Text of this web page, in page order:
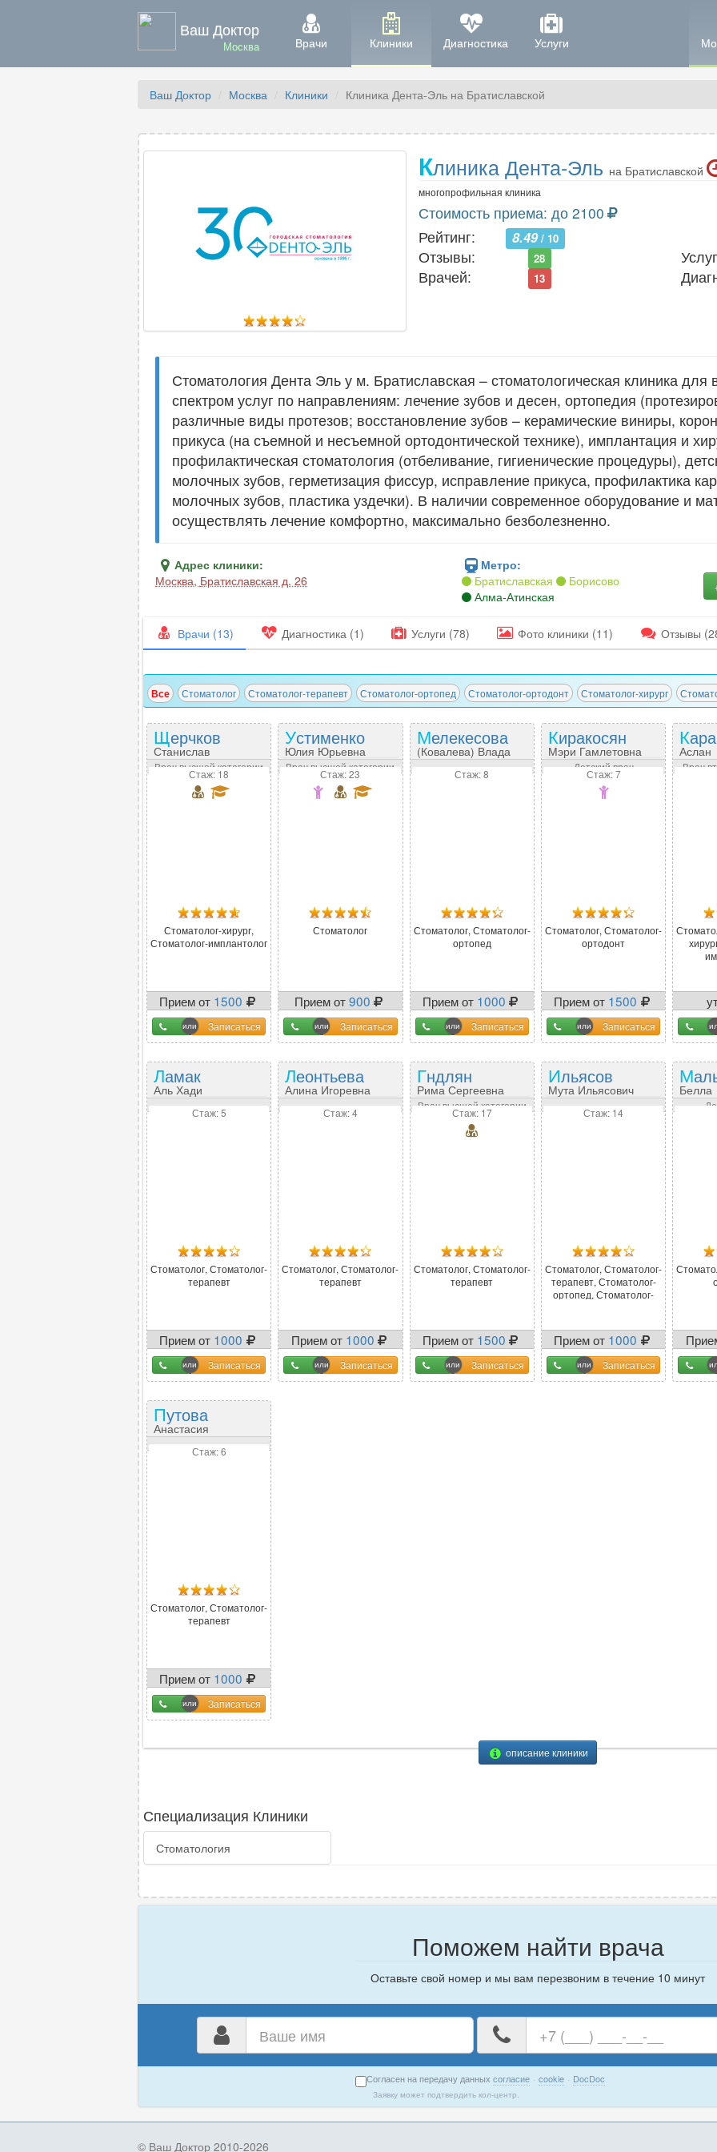
Ваш Доктор
Москва Врачи Клиники Диагностика Услуги
Ваш Доктор Москва Клиники Клиника Дента-Эль на Братиславской
Клиника Дента-Эль на Братиславской
многопрофильная клиника
Стоимость приема: до 2100
Рейтинг:
8.49/ 10
Отзывы: 28
Врачей: 13
Стоматология Дента Эль у м. Братиславская – стоматологическая клиника
спектром услуг по направлениям: лечение зубов и десен, ортопедия
различные виды протезов; восстановление зубов – керамические виниры,
прикуса (на съемной и несъемной ортодонтической технике), имплантация и
профилактическая стоматология (отбеливание, гигиенические процедуры),
молочных зубов, герметизация фиссур, исправление прикуса, профилактика
молочных зубов, пластика уздечки). В наличии современное оборудование и
осуществлять лечение комфортно, максимально безболезненно.
Адрес клиники:
Москва, Братиславская д. 26
Метро:
Братиславская
Борисово
Алма-Атинская
Врачи (13) Диагностика (1) Услуги (78) Фото клиники (11) Отзывы
Все Стоматолог Стоматолог-терапевт Стоматолог-ортопед Стоматолог-ортодонт Стоматолог-хирург
Щерчков
Станислав
Владимирович
Врач высшей категории
Стаж: 18
Стоматолог-хирург,
Стоматолог-имплантолог
Прием от 1500
Записаться
Устименко
Юлия Юрьевна
Врач высшей категории
Стаж: 23
Стоматолог
Прием от900
Записаться
Мелекесова
(Ковалева) Влада
Васильевна
Стаж: 8
Стоматолог, Стоматолог-
ортопед
Прием от 1000
Записаться
Киракосян
Мэри Гамлетовна
Детский врач
Стаж: 7
Стоматолог, Стоматолог-
ортодонт
Прием от 1500
Записаться
Аслан
Врач
у
Ламак
Аль Хади
Стаж: 5
Стоматолог, Стоматолог-
терапевт
Прием от 1000
Записаться
Леонтьева
Алина Игоревна
Стаж: 4
Стоматолог, Стоматолог-
терапевт
Прием от 1000
Записаться
Гндлян
Рима Сергеевна
Врач высшей категории
Стаж: 17
Стоматолог, Стоматолог-
терапевт
Прием от 1500
Записаться
Ильясов
Мута Ильясович
Стаж: 14
Стоматолог, Стоматолог-
терапевт, Стоматолог-
ортопед, Стоматолог-
Прием от 1000
Записаться
Белла
Путова
Анастасия
Андреевна
Стаж: 6
Стоматолог, Стоматолог-
терапевт
Прием от 1000
Записаться
описание клиники
Специализация Клиники
Стоматология
Поможем найти врача
Оставьте свой номер и мы вам перезвоним в течение 10 минут
номер
телефона
Согласен на передачу данных согласие · cookie · DocDoc
Заявку может подтвердить кол-центр.
© Ваш Доктор 2010-2026